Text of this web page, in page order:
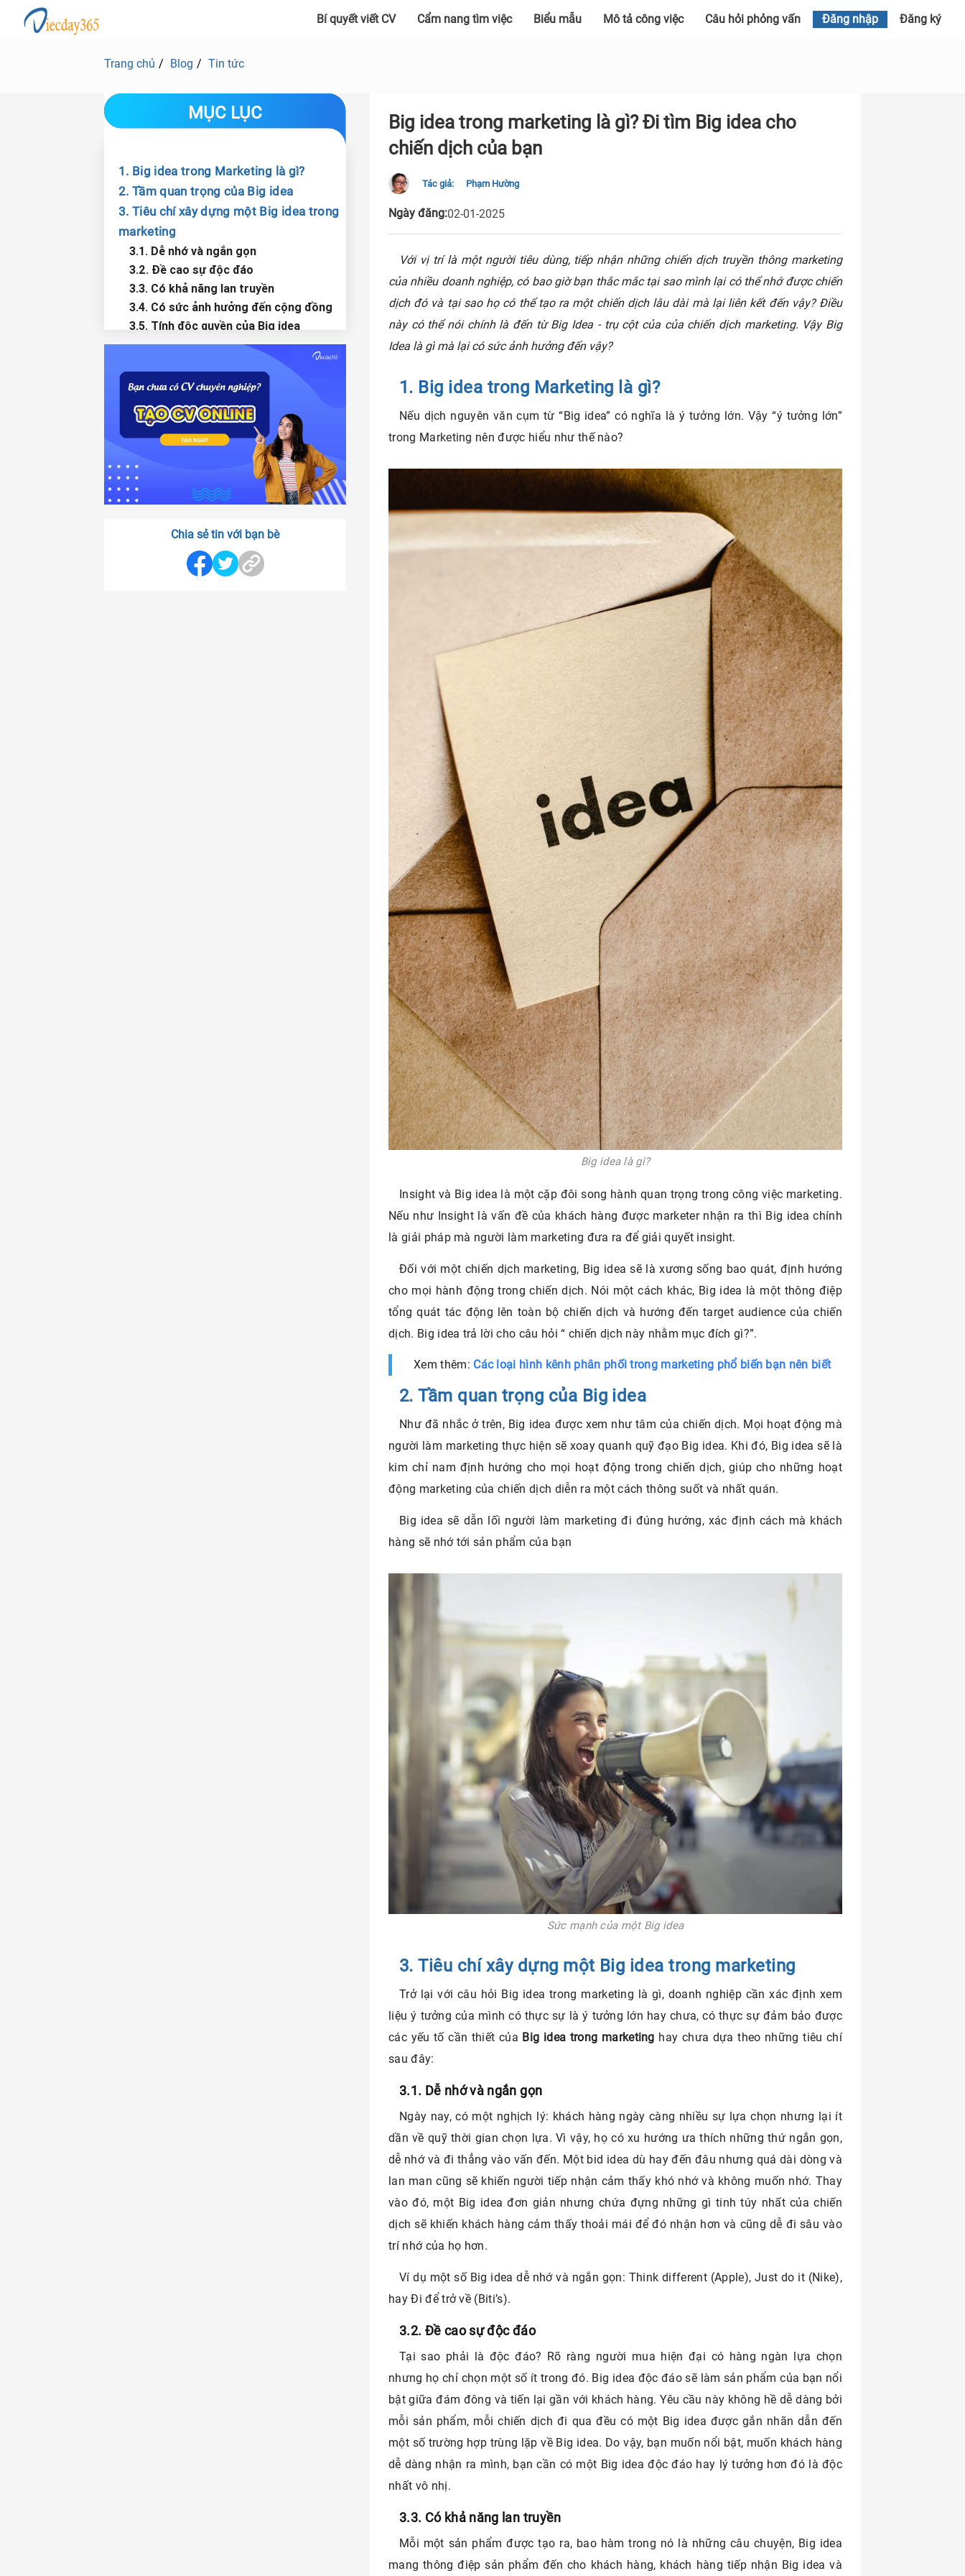
Bí quyết viết CV Cẩm nang tìm việc Biểu mẫu Mô tả công việc Câu hỏi phỏng vấn Đăng nhập Đăng ký
Trang chủ Blog Tin tức
Big idea trong marketing là gì? Đi tìm Big idea cho
chiến dịch của bạn
Tác giả: Phạm Hường
Ngày đăng:02-01-2025
Với vị trí là một người tiêu dùng, tiếp nhận những chiến dịch truyền thông marketing
của nhiều doanh nghiệp, có bao giờ bạn thắc mắc tại sao mình lại có thể nhớ được chiến
dịch đó và tại sao họ có thể tạo ra một chiến dịch lâu dài mà lại liên kết đến vậy? Điều
này có thể nói chính là đến từ Big Idea - trụ cột của của chiến dịch marketing. Vậy Big
Idea là gì mà lại có sức ảnh hưởng đến vậy?
MỤC LỤC
1. Big idea trong Marketing là gì?
2. Tầm quan trọng của Big idea
3. Tiêu chí xây dựng một Big idea trong
marketing
3.1. Dễ nhớ và ngắn gọn
3.2. Đề cao sự độc đáo
3.3. Có khả năng lan truyền
3.4. Có sức ảnh hưởng đến cộng đồng
3.5. Tính độc quyền của Big idea
3.6. Truyền tải ý tưởng và khơi gợi câu
4. Các bước để xây dựng một Big idea
trong marketing
4.1. Xác định yếu tố quan trọng của
chiến dịch
4.2. Tập trung sâu hơn vào các ý tưởng
và yếu tố sẵn có
4.3. Thử nghiệm ý tưởng
Chia sẻ tin với bạn bè
1. Big idea trong Marketing là gì?
Nếu dịch nguyên văn cụm từ “Big idea” có nghĩa là ý tưởng lớn. Vậy “ý tưởng lớn”
trong Marketing nên được hiểu như thế nào?
Big idea là gì?
Insight và Big idea là một cặp đôi song hành quan trọng trong công việc marketing.
Nếu như Insight là vấn đề của khách hàng được marketer nhận ra thì Big idea chính
là giải pháp mà người làm marketing đưa ra để giải quyết insight.
Đối với một chiến dịch marketing, Big idea sẽ là xương sống bao quát, định hướng
cho mọi hành động trong chiến dịch. Nói một cách khác, Big idea là một thông điệp
tổng quát tác động lên toàn bộ chiến dịch và hướng đến target audience của chiến
dịch. Big idea trả lời cho câu hỏi “ chiến dịch này nhằm mục đích gì?”.
Xem thêm: Các loại hình kênh phân phối trong marketing phổ biến bạn nên biết
2. Tầm quan trọng của Big idea
Như đã nhắc ở trên, Big idea được xem như tâm của chiến dịch. Mọi hoạt động mà
người làm marketing thực hiện sẽ xoay quanh quỹ đạo Big idea. Khi đó, Big idea sẽ là
kim chỉ nam định hướng cho mọi hoạt động trong chiến dịch, giúp cho những hoạt
động marketing của chiến dịch diễn ra một cách thông suốt và nhất quán.
Big idea sẽ dẫn lối người làm marketing đi đúng hướng, xác định cách mà khách
hàng sẽ nhớ tới sản phẩm của bạn
Sức mạnh của một Big idea
3. Tiêu chí xây dựng một Big idea trong marketing
Trở lại với câu hỏi Big idea trong marketing là gì, doanh nghiệp cần xác định xem
liệu ý tưởng của mình có thực sự là ý tưởng lớn hay chưa, có thực sự đảm bảo được
các yếu tố cần thiết của Big idea trong marketing hay chưa dựa theo những tiêu chí
sau đây:
3.1. Dễ nhớ và ngắn gọn
Ngày nay, có một nghịch lý: khách hàng ngày càng nhiều sự lựa chọn nhưng lại ít
dần về quỹ thời gian chọn lựa. Vì vậy, họ có xu hướng ưa thích những thứ ngắn gọn,
dễ nhớ và đi thẳng vào vấn đến. Một bid idea dù hay đến đâu nhưng quá dài dòng và
lan man cũng sẽ khiến người tiếp nhận cảm thấy khó nhớ và không muốn nhớ. Thay
vào đó, một Big idea đơn giản nhưng chứa đựng những gì tinh túy nhất của chiến
dịch sẽ khiến khách hàng cảm thấy thoải mái để đó nhận hơn và cũng dễ đi sâu vào
trí nhớ của họ hơn.
Ví dụ một số Big idea dễ nhớ và ngắn gọn: Think different (Apple), Just do it (Nike),
hay Đi để trở về (Biti’s).
3.2. Đề cao sự độc đáo
Tại sao phải là độc đáo? Rõ ràng người mua hiện đại có hàng ngàn lựa chọn
nhưng họ chỉ chọn một số ít trong đó. Big idea độc đáo sẽ làm sản phẩm của bạn nổi
bật giữa đám đông và tiến lại gần với khách hàng. Yêu cầu này không hề dễ dàng bởi
mỗi sản phẩm, mỗi chiến dịch đi qua đều có một Big idea được gắn nhãn dẫn đến
một số trường hợp trùng lặp về Big idea. Do vậy, bạn muốn nổi bật, muốn khách hàng
dễ dàng nhận ra mình, bạn cần có một Big idea độc đáo hay lý tưởng hơn đó là độc
nhất vô nhị.
3.3. Có khả năng lan truyền
Mỗi một sản phẩm được tạo ra, bao hàm trong nó là những câu chuyện, Big idea
mang thông điệp sản phẩm đến cho khách hàng, khách hàng tiếp nhận Big idea và